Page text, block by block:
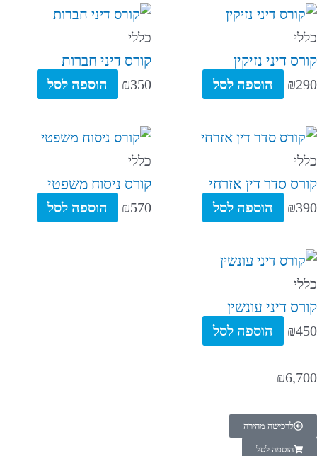
כללי
קורס דיני נזיקין
₪290 הוספה לסל
כללי
קורס דיני חברות
₪350 הוספה לסל
כללי
קורס סדר דין אזרחי
₪390 הוספה לסל
כללי
קורס ניסוח משפטי
₪570 הוספה לסל
כללי
קורס דיני עונשין
₪450 הוספה לסל
₪6,700
לרכישה מהירה
הוספה לסל